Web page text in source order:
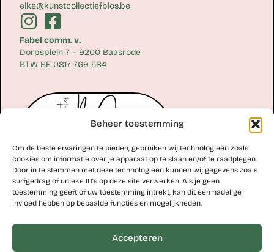
Beheer toestemming
Om de beste ervaringen te bieden, gebruiken wij technologieën zoals
cookies om informatie over je apparaat op te slaan en/of te raadplegen.
Door in te stemmen met deze technologieën kunnen wij gegevens zoals
surfgedrag of unieke ID's op deze site verwerken. Als je geen
toestemming geeft of uw toestemming intrekt, kan dit een nadelige
invloed hebben op bepaalde functies en mogelijkheden.
Accepteren
elke@kunstcollectiefblos.be
Fabel comm. v.
Dorpsplein 7 – 9200 Baasrode
BTW BE 0817 769 584
Erik Scheirlinckx
erik@kunstcollectiefblos.be